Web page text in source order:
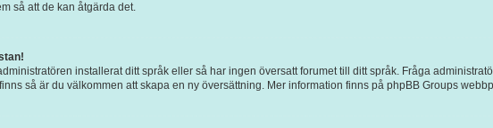
så att de kan åtgärda det.
installerat ditt språk eller så har ingen översatt forumet till ditt språk. Fråga
så är du välkommen att skapa en ny översättning. Mer information finns på phpBB Groups